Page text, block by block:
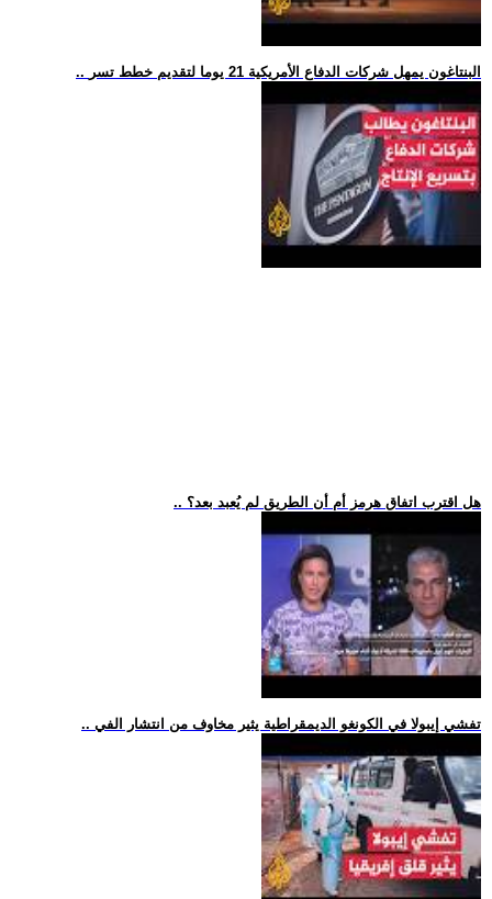
.. البنتاغون يمهل شركات الدفاع الأمريكية 21 يوما لتقديم خطط تسر
.. هل اقترب اتفاق هرمز أم أن الطريق لم يُعبد بعد؟
.. تفشي إيبولا في الكونغو الديمقراطية يثير مخاوف من انتشار الفي